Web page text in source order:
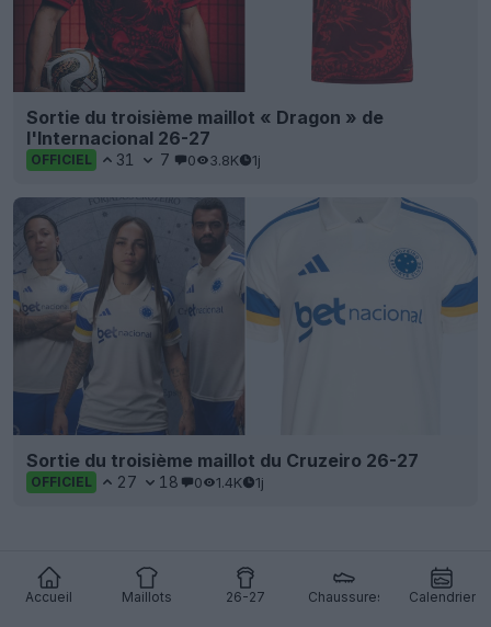
Accueil Maillots 26-27 Chaussures Calendrier
Sortie du troisième maillot « Dragon » de
l'Internacional 26-27
OFFICIEL 31 7 0 3.8K 1j
Sortie du troisième maillot du Cruzeiro 26-27
OFFICIEL 27 18 0 1.4K 1j